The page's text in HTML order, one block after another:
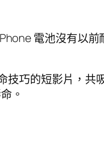
電池沒有以前
技巧的短影片，共
。